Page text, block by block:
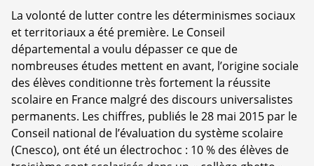
La volonté de lutter contre les déterminismes sociaux
et territoriaux a été première. Le Conseil
départemental a voulu dépasser ce que de
nombreuses études mettent en avant, l’origine sociale
des élèves conditionne très fortement la réussite
scolaire en France malgré des discours universalistes
permanents. Les chiffres, publiés le 28 mai 2015 par le
Conseil national de l’évaluation du système scolaire
(Cnesco), ont été un électrochoc : 10 % des élèves de